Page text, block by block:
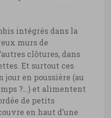
intégrés dans la
murs de
clôtures, dans
Et surtout ces
jour en poussière (au
?…) et alimentent
de petits
en haut d’une